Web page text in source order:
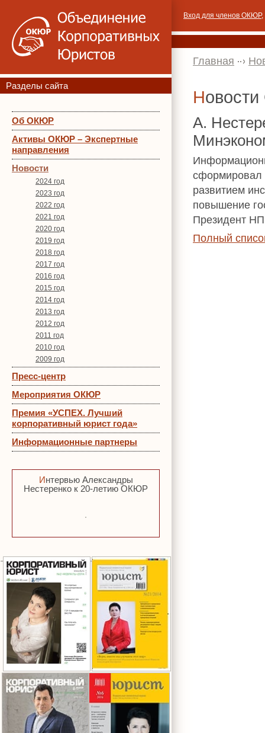
Разделы сайта
Об ОКЮР
Активы ОКЮР – Экспертные
направления
Новости
2024 год
2023 год
2022 год
2021 год
2020 год
2019 год
2018 год
2017 год
2016 год
2015 год
2014 год
2013 год
2012 год
2011 год
2010 год
2009 год
Пресс-центр
Мероприятия ОКЮР
Премия «УСПЕХ. Лучший
корпоративный юрист года»
Информационные партнеры
Интервью Александры
Нестеренко к 20-летию ОКЮР
Вход для членов ОКЮР,
Главная
А.
сформировал
развитием
повышение
Президент
Полный